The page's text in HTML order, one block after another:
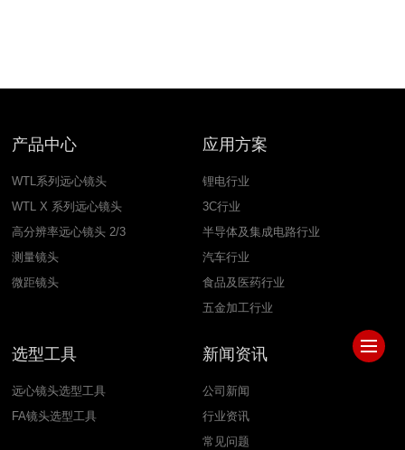
产品中心
WTL系列远心镜头
WTL X 系列远心镜头
高分辨率远心镜头 2/3
测量镜头
微距镜头
应用方案
锂电行业
3C行业
半导体及集成电路行业
汽车行业
食品及医药行业
五金加工行业
选型工具
远心镜头选型工具
FA镜头选型工具
新闻资讯
公司新闻
行业资讯
常见问题